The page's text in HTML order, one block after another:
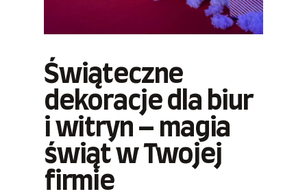
Świąteczne
dekoracje dla biur
i witryn – magia
świąt w Twojej
firmie